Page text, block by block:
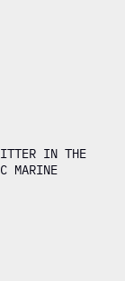
IN THE
MARINE